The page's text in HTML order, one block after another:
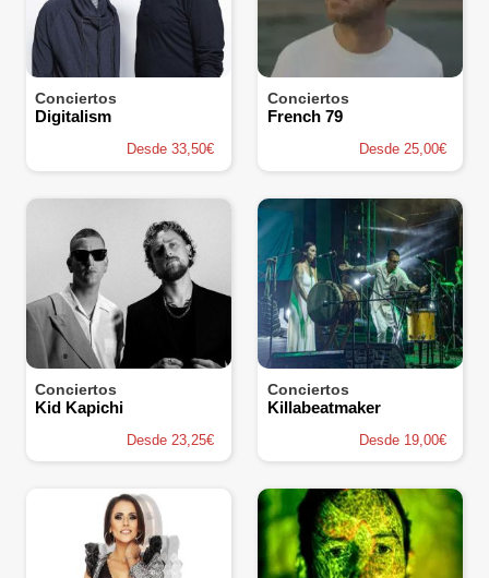
Conciertos
Digitalism
Desde 33,50€
Conciertos
French 79
Desde 25,00€
Conciertos
Kid Kapichi
Desde 23,25€
Conciertos
Killabeatmaker
Desde 19,00€